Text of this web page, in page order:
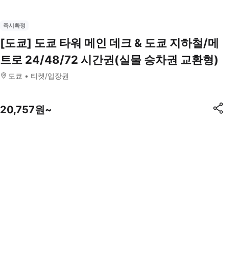
즉시확정
[도쿄] 도쿄 타워 메인 데크 & 도쿄 지하철/메
트로 24/48/72 시간권(실물 승차권 교환형)
도쿄 티켓/입장권
20,757원~